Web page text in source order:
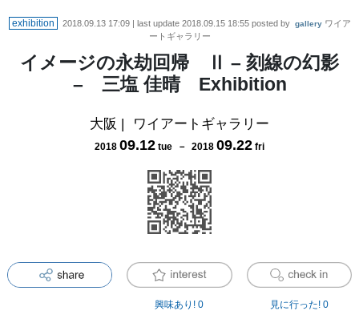
exhibition 2018.09.13 17:09| last update 2018.09.15 18:55posted by gallery ワイア
ートギャラリー
イメージの永劫回帰 Ⅱ – 刻線の幻影
– 三塩 佳晴 Exhibition
大阪 | ワイアートギャラリー
2018 09.12 tue － 2018 09.22 fri
興味あり! 0 見に行った! 0